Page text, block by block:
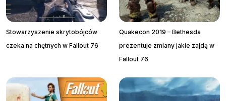
Stowarzyszenie skrytobójców
czeka na chętnych w Fallout 76
Quakecon 2019 – Bethesda
prezentuje zmiany jakie zajdą w
Fallout 76